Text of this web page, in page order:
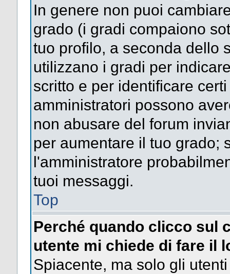
In genere non puoi
grado (i gradi compaiono
tuo profilo, a seconda dello
utilizzano i gradi per
scritto e per identificare
amministratori possono
non abusare del forum
per aumentare il tuo grado;
l'amministratore
tuoi messaggi.
Top
Perché quando clicco sul
utente mi chiede di fare il
Spiacente, ma solo gli